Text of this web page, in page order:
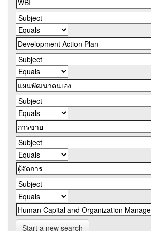
Start a new search